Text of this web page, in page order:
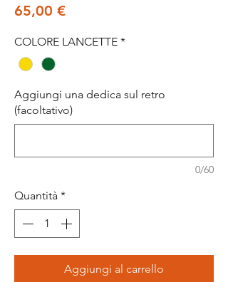
65,00 €Prezzo
COLORE LANCETTE *
Aggiungi una dedica sul retro
(facoltativo)
0/60
Quantità *
Aggiungi al carrello